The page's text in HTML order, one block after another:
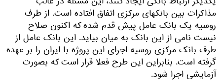
مذاکرات بین بانکهای مرکزی اتفاق افتاده است. از طرف
روسیه یک بانک عامل پیش قدم شده که اکنون صلاح
نیست نامی از این بانک به میان بیاید. این بانک عامل از
طرف بانک مرکزی روسیه اجرای این پروژه با ایران را بر عهده
گرفته است. بنابراین این طرح فعلا قرار است که بصورت
آزمایشی اجرا شود.